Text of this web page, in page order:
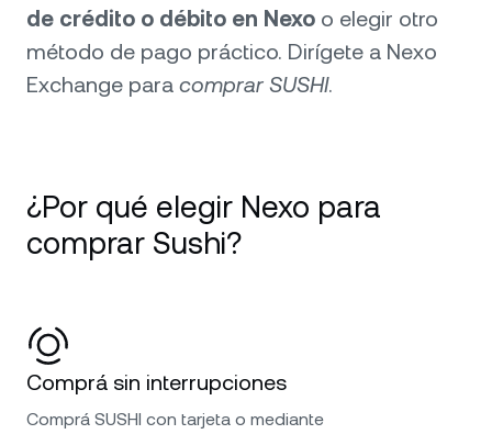
de crédito o débito en Nexo o elegir otro
método de pago práctico. Dirígete a Nexo
Exchange para comprar SUSHI.
¿Por qué elegir Nexo para
comprar Sushi?
Comprá sin interrupciones
Comprá SUSHI con tarjeta o mediante